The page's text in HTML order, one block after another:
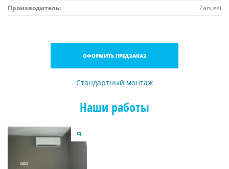
Производитель:
Zanussi
ОФОРМИТЬ ПРЕДЗАКАЗ
Стандартный монтаж
Наши работы